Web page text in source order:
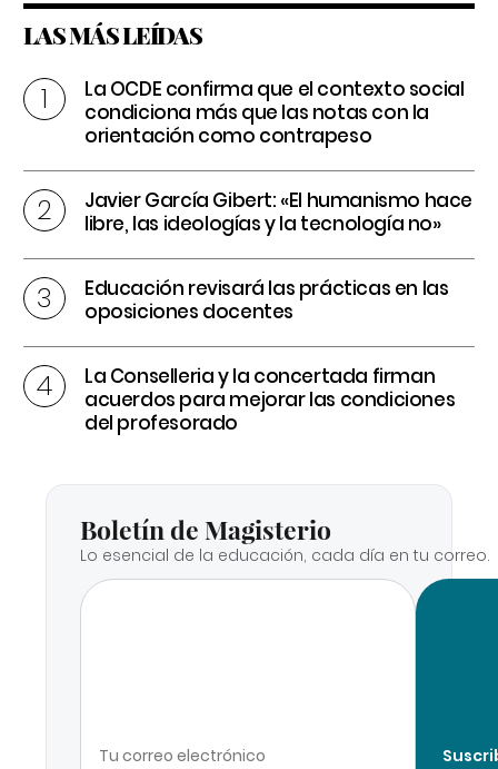
LAS MÁS LEÍDAS
La OCDE confirma que el contexto social
condiciona más que las notas con la
orientación como contrapeso
Javier García Gibert: «El humanismo hace
libre, las ideologías y la tecnología no»
Educación revisará las prácticas en las
oposiciones docentes
La Conselleria y la concertada firman
acuerdos para mejorar las condiciones
del profesorado
Boletín de Magisterio
Lo esencial de la educación, cada día en tu correo.